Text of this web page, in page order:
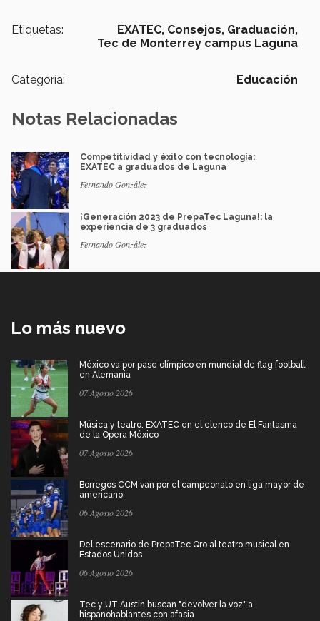
Etiquetas: EXATEC, Consejos, Graduación,
Tec de Monterrey campus Laguna
Categoría: Educación
Notas Relacionadas
Competitividad y éxito con tecnología:
EXATEC a graduados de Laguna
Fernando González
¡Generación 2023 de PrepaTec Laguna!: la
experiencia de 3 graduados
Fernando González
Lo más nuevo
México va por pase olímpico en mundial de flag football
en Alemania
07 Agosto 2026
Música y teatro: EXATEC en el elenco de El Fantasma
de la Ópera México
07 Agosto 2026
Borregos CCM van por el campeonato en liga mayor de
americano
06 Agosto 2026
Del escenario de PrepaTec Qro al teatro musical en
Estados Unidos
06 Agosto 2026
Tec y UT Austin buscan "devolver la voz" a
hispanohablantes con afasia